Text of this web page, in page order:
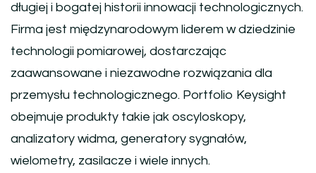
długiej i bogatej historii innowacji technologicznych.
Firma jest międzynarodowym liderem w dziedzinie
technologii pomiarowej, dostarczając
zaawansowane i niezawodne rozwiązania dla
przemysłu technologicznego. Portfolio Keysight
obejmuje produkty takie jak oscyloskopy,
analizatory widma, generatory sygnałów,
wielometry, zasilacze i wiele innych.